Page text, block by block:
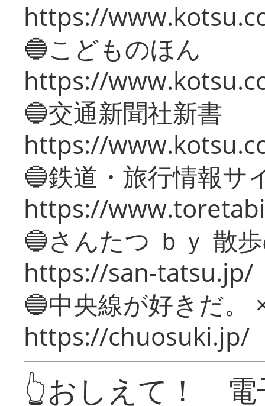
https://
🔵こどものほん
https://
🔵交通新聞社新書
https://
🔵鉄道・旅行情報サ
https://
🔵さんたつ ｂｙ 散
https://san-tatsu.jp/
🔵中央線が好きだ。
https://chuosuki.jp/
👆おしえて！ 電